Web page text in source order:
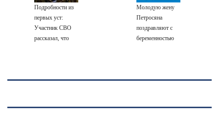
Подробности из
первых уст:
Участник СВО
рассказал, что
Молодую жену
Петросяна
поздравляют с
беременностью